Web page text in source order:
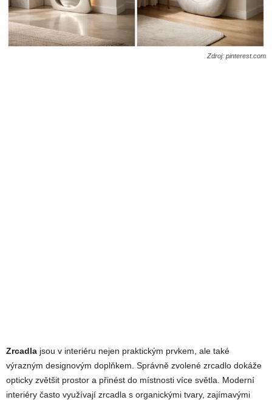
Zdroj: pinterest.com
Zrcadla jsou v interiéru nejen praktickým prvkem, ale také
výrazným designovým doplňkem. Správně zvolené zrcadlo dokáže
opticky zvětšit prostor a přinést do místnosti více světla. Moderní
interiéry často využívají zrcadla s organickými tvary, zajímavými